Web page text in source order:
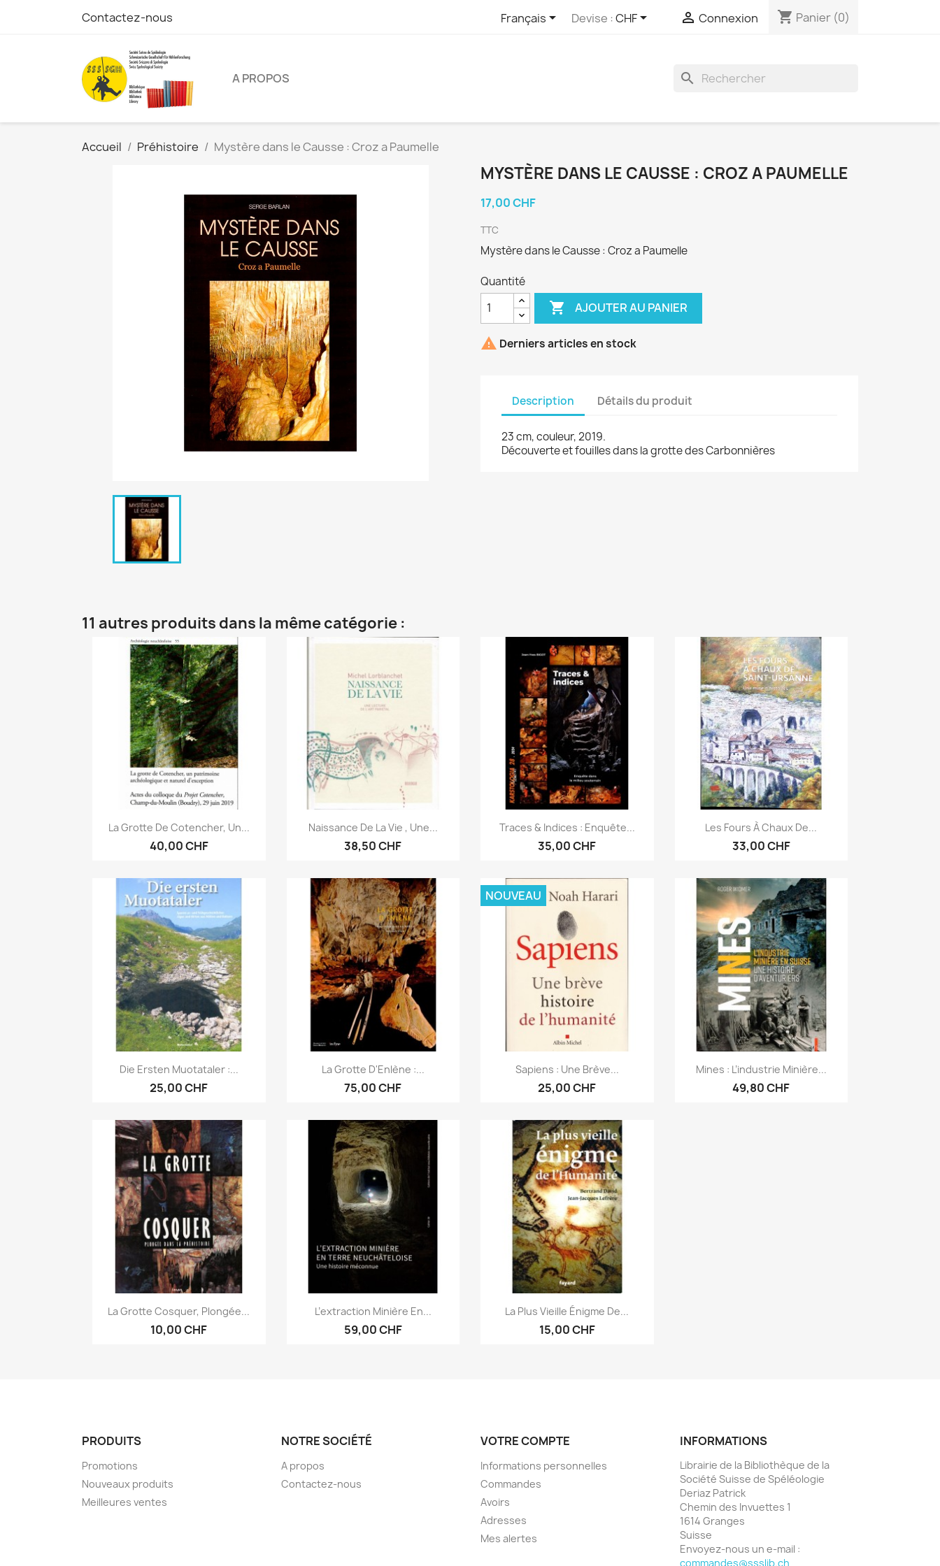
Contactez-nous Français Devise :CHF  Connexion shopping_cart Panier (0)
A PROPOS search
Accueil Préhistoire Mystère dans le Causse : Croz a Paumelle
MYSTÈRE DANS LE CAUSSE : CROZ A PAUMELLE
17,00 CHF
TTC
Mystère dans le Causse : Croz a Paumelle
Quantité
 AJOUTER AU PANIER
 Derniers articles en stock
Description Détails du produit
23 cm, couleur, 2019.
Découverte et fouilles dans la grotte des Carbonnières
11 autres produits dans la même catégorie :
Aperçu rapide
La Grotte De Cotencher, Un...
40,00 CHF
Aperçu rapide
Naissance De La Vie , Une...
38,50 CHF
Aperçu rapide
Traces & Indices : Enquête...
35,00 CHF
Aperçu rapide
Les Fours À Chaux De...
33,00 CHF
Aperçu rapide
Die Ersten Muotataler :...
25,00 CHF
Aperçu rapide
La Grotte D'Enlène :...
75,00 CHF
Aperçu rapide
Sapiens : Une Brève...
25,00 CHF
NOUVEAU
 Aperçu rapide
Mines : L’industrie Minière...
49,80 CHF
Aperçu rapide
La Grotte Cosquer, Plongée...
10,00 CHF
Aperçu rapide
L’extraction Minière En...
59,00 CHF
Aperçu rapide
La Plus Vieille Énigme De...
15,00 CHF
PRODUITS
Promotions
Nouveaux produits
Meilleures ventes
NOTRE SOCIÉTÉ
A propos
Contactez-nous
VOTRE COMPTE
Informations personnelles
Commandes
Avoirs
Adresses
Mes alertes
INFORMATIONS
Librairie de la Bibliothèque de la
Société Suisse de Spéléologie
Deriaz Patrick
Chemin des Invuettes 1
1614 Granges
Suisse
Envoyez-nous un e-mail :
commandes@ssslib.ch